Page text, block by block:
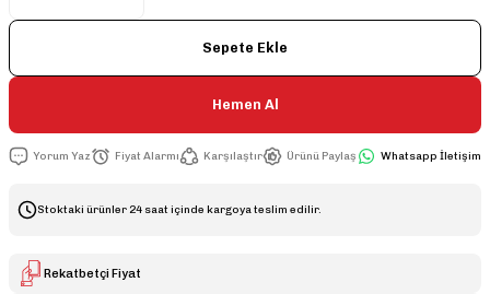
Sepete Ekle
Hemen Al
Yorum Yaz Fiyat Alarmı Karşılaştır Ürünü Paylaş Whatsapp İletişim
Stoktaki ürünler 24 saat içinde kargoya teslim edilir.
Rekatbetçi Fiyat